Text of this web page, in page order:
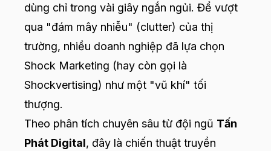
dùng chỉ trong vài giây ngắn ngủi. Để vượt
qua "đám mây nhiễu" (clutter) của thị
trường, nhiều doanh nghiệp đã lựa chọn
Shock Marketing (hay còn gọi là
Shockvertising) như một "vũ khí" tối
thượng.
Theo phân tích chuyên sâu từ đội ngũ Tấn
Phát Digital, đây là chiến thuật truyền